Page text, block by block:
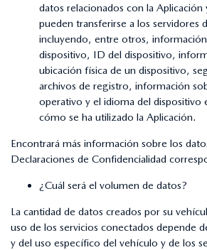
datos relacionados con la Aplicación
pueden transferirse a los servidores
incluyendo, entre otros,
dispositivo, ID del dispositivo,
ubicación física de un dispositivo,
archivos de registro, información
operativo y el idioma del dispositivo
cómo se ha utilizado la Aplicación.
Encontrará más información sobre los
Declaraciones de Confidencialidad
¿Cuál será el volumen de datos?
La cantidad de datos creados por su
uso de los servicios conectados depende
y del uso específico del vehículo y de los